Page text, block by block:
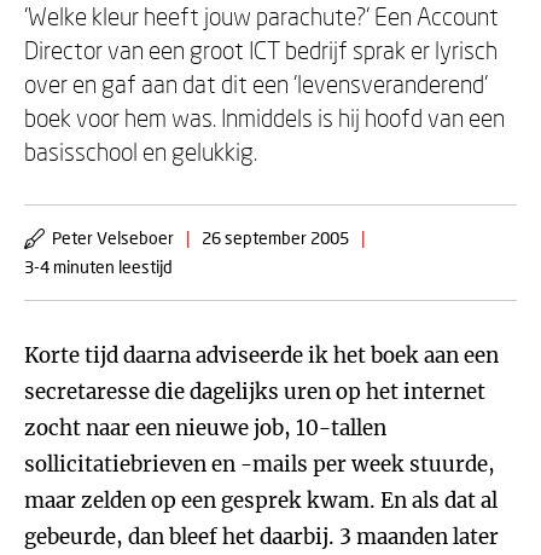
'Welke kleur heeft jouw parachute?' Een Account
Director van een groot ICT bedrijf sprak er lyrisch
over en gaf aan dat dit een 'levensveranderend'
boek voor hem was. Inmiddels is hij hoofd van een
basisschool en gelukkig.
Peter Velseboer | 26 september 2005
|
3-4 minuten leestijd
Korte tijd daarna adviseerde ik het boek aan een
secretaresse die dagelijks uren op het internet
zocht naar een nieuwe job, 10-tallen
sollicitatiebrieven en -mails per week stuurde,
maar zelden op een gesprek kwam. En als dat al
gebeurde, dan bleef het daarbij. 3 maanden later